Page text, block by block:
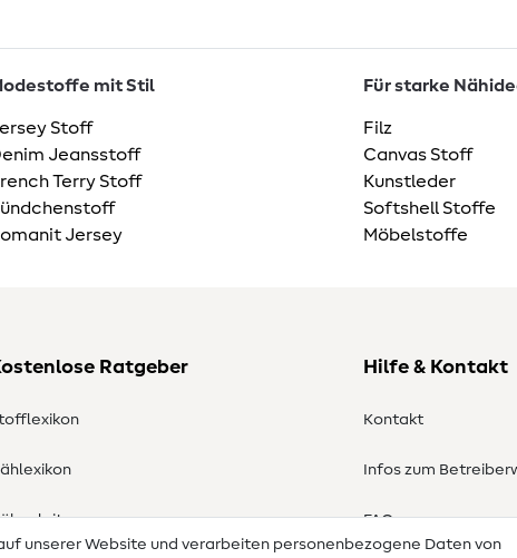
mit Stil
Stoff
Jeansstoff
Terry Stoff
Jersey
Für starke
Filz
Canvas Stoff
Kunstleder
Softshell Stoffe
Möbelstoffe
Ratgeber Hilfe & Kontakt
Kontakt
Infos zum
FAQ
unserer Website und verarbeiten personenbezogene Daten von